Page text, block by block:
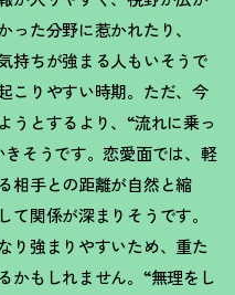
った分野に惹かれたり、
持ちが強まる人もいそうで
こりやすい時期。ただ、今
うとするより、“流れに乗っ
そうです。恋愛面では、軽
相手との距離が自然と縮
て関係が深まりそうです。
り強まりやすいため、重た
もしれません。 “無理をし